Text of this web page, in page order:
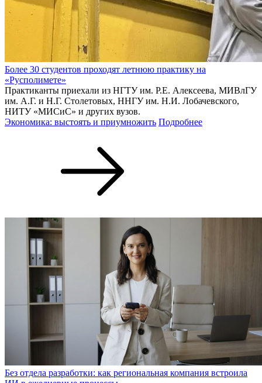
Более 30 студентов проходят летнюю практику на
«Русполимете»
Практиканты приехали из НГТУ им. Р.Е. Алексеева, МИВлГУ
им. А.Г. и Н.Г. Столетовых, ННГУ им. Н.И. Лобачевского,
НИТУ «МИСиС» и других вузов.
Экономика: выстоять и приумножить Подробнее
Без отдела разработки: как региональная компания встроила